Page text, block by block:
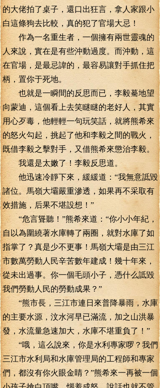
的大佬拍了桌子，還口出狂言，拿人家跟小
白這條狗去比較，真的犯了官場大忌！
作為一名重生者，一個擁有兩世靈魂的
人來說，實在是有些沖動過度。而沖動，這
在官場，是最忌諱的，最容易讓對手抓住把
柄，置你于死地。
也就是一瞬間的反思而已，李毅驀地望
向蒙迪，這個看上去笑瞇瞇的老好人，其實
用心歹毒，他輕輕一句玩笑話，就將熊希來
的怒火勾起，挑起了他和李毅之間的戰火，
既借李毅之擊對手，又借熊希來懲治李毅。
我還是太嫩了！李毅反思道。
他迅速冷靜下來，緩緩道：“我無意詆毀
諸位。馬嶺大壩嚴重滲透，如果再不采取有
效措施，后果不堪設想！”
“危言聳聽！”熊希來道：“你小小年紀，
自以為圍繞著水庫轉了兩圈，就對水庫了如
指掌了？真是少不更事！馬嶺大壩是由三江
市數萬勞動人民辛苦數年建成！幾十年來，
從未出過事。你一個毛頭小子，憑什么詆毀
我們勞動人民的勞動成果？”
“熊市長，三江市連日來普降暴雨，水庫
的主要水源，汶水河早已滿流，加之山洪暴
發，水流量急速加大，水庫不堪重負了！”
“哦，這么說來，你是水利專家啰？我們
三江市水利局和水庫管理局的工程師和專家
們，都沒有你火眼金睛？”熊希來一再被一個